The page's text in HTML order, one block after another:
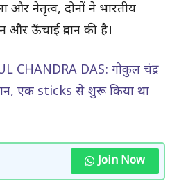
और नेतृत्व, दोनों ने भारतीय
ऊँचाई प्रदान की है।
CHANDRA DAS: गोकुल चंद्र
एक sticks से शुरू किया था
Join Now